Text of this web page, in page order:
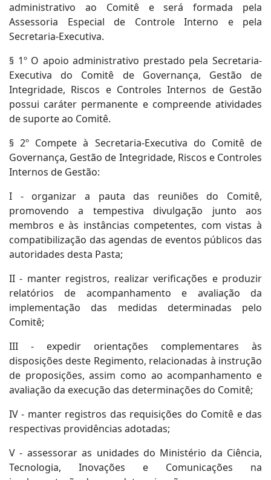
administrativo ao Comitê e será formada pela
Assessoria Especial de Controle Interno e pela
Secretaria-Executiva.
§ 1º O apoio administrativo prestado pela Secretaria-
Executiva do Comitê de Governança, Gestão de
Integridade, Riscos e Controles Internos de Gestão
possui caráter permanente e compreende atividades
de suporte ao Comitê.
§ 2º Compete à Secretaria-Executiva do Comitê de
Governança, Gestão de Integridade, Riscos e Controles
Internos de Gestão:
I - organizar a pauta das reuniões do Comitê,
promovendo a tempestiva divulgação junto aos
membros e às instâncias competentes, com vistas à
compatibilização das agendas de eventos públicos das
autoridades desta Pasta;
II - manter registros, realizar verificações e produzir
relatórios de acompanhamento e avaliação da
implementação das medidas determinadas pelo
Comitê;
III - expedir orientações complementares às
disposições deste Regimento, relacionadas à instrução
de proposições, assim como ao acompanhamento e
avaliação da execução das determinações do Comitê;
IV - manter registros das requisições do Comitê e das
respectivas providências adotadas;
V - assessorar as unidades do Ministério da Ciência,
Tecnologia, Inovações e Comunicações na